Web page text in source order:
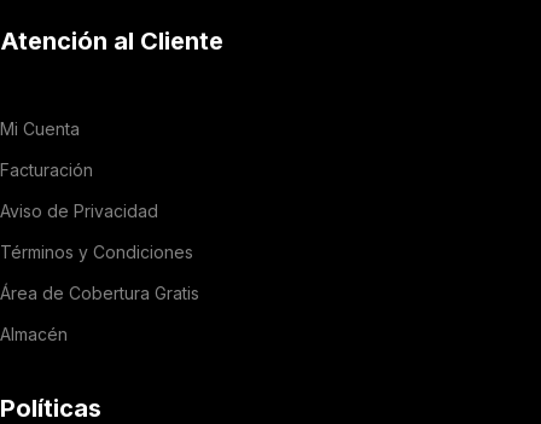
Atención al Cliente
Mi Cuenta
Facturación
Aviso de Privacidad
Términos y Condiciones
Área de Cobertura Gratis
Almacén
Políticas